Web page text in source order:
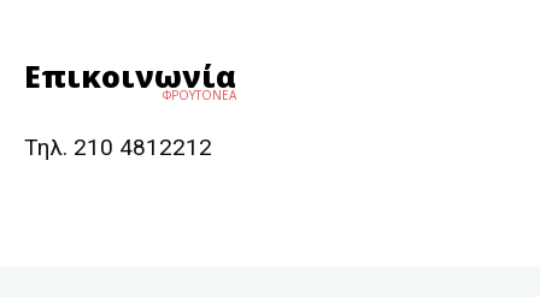
Επικοινωνία
ΦΡΟΥΤΟΝΕΑ
Τηλ. 210 4812212